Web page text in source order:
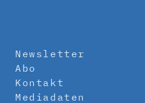
Newsletter
Abo
Kontakt
Mediadaten